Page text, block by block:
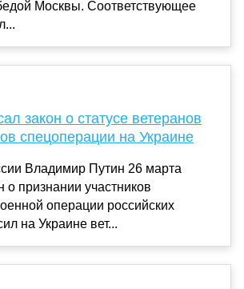
Москвы. Соответствующее
закон о статусе ветеранов
спецоперации на Украине
Владимир Путин 26 марта
о признании участников
операции российских
на Украине вет...